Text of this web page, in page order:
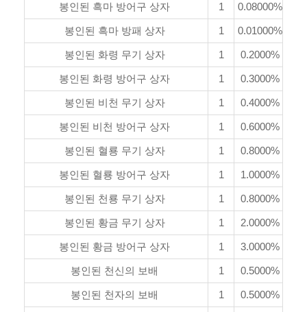
봉인된 흑마 방어구 상자 1 0.08000%
봉인된 흑마 방패 상자 1 0.01000%
봉인된 화령 무기 상자 1 0.2000%
봉인된 화령 방어구 상자 1 0.3000%
봉인된 비천 무기 상자 1 0.4000%
봉인된 비천 방어구 상자 1 0.6000%
봉인된 혈룡 무기 상자 1 0.8000%
봉인된 혈룡 방어구 상자 1 1.0000%
봉인된 천룡 무기 상자 1 0.8000%
봉인된 황금 무기 상자 1 2.0000%
봉인된 황금 방어구 상자 1 3.0000%
봉인된 천신의 보배 1 0.5000%
봉인된 천자의 보배 1 0.5000%